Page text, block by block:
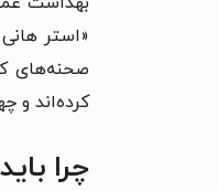
«استر
صحنه‌های
کرده‌اند و
چرا